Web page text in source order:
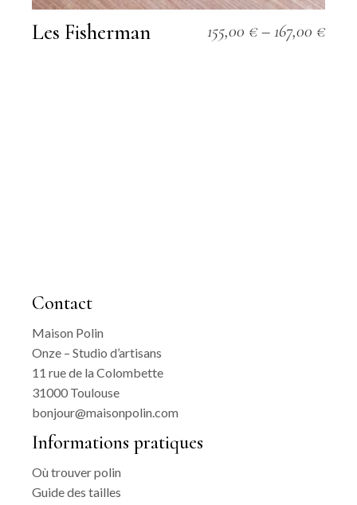
Les Fisherman 155,00 €–167,00 €
Contact
Maison Polin
Onze – Studio d’artisans
11 rue de la Colombette
31000 Toulouse
bonjour@maisonpolin.com
Informations pratiques
Où trouver polin
Guide des tailles